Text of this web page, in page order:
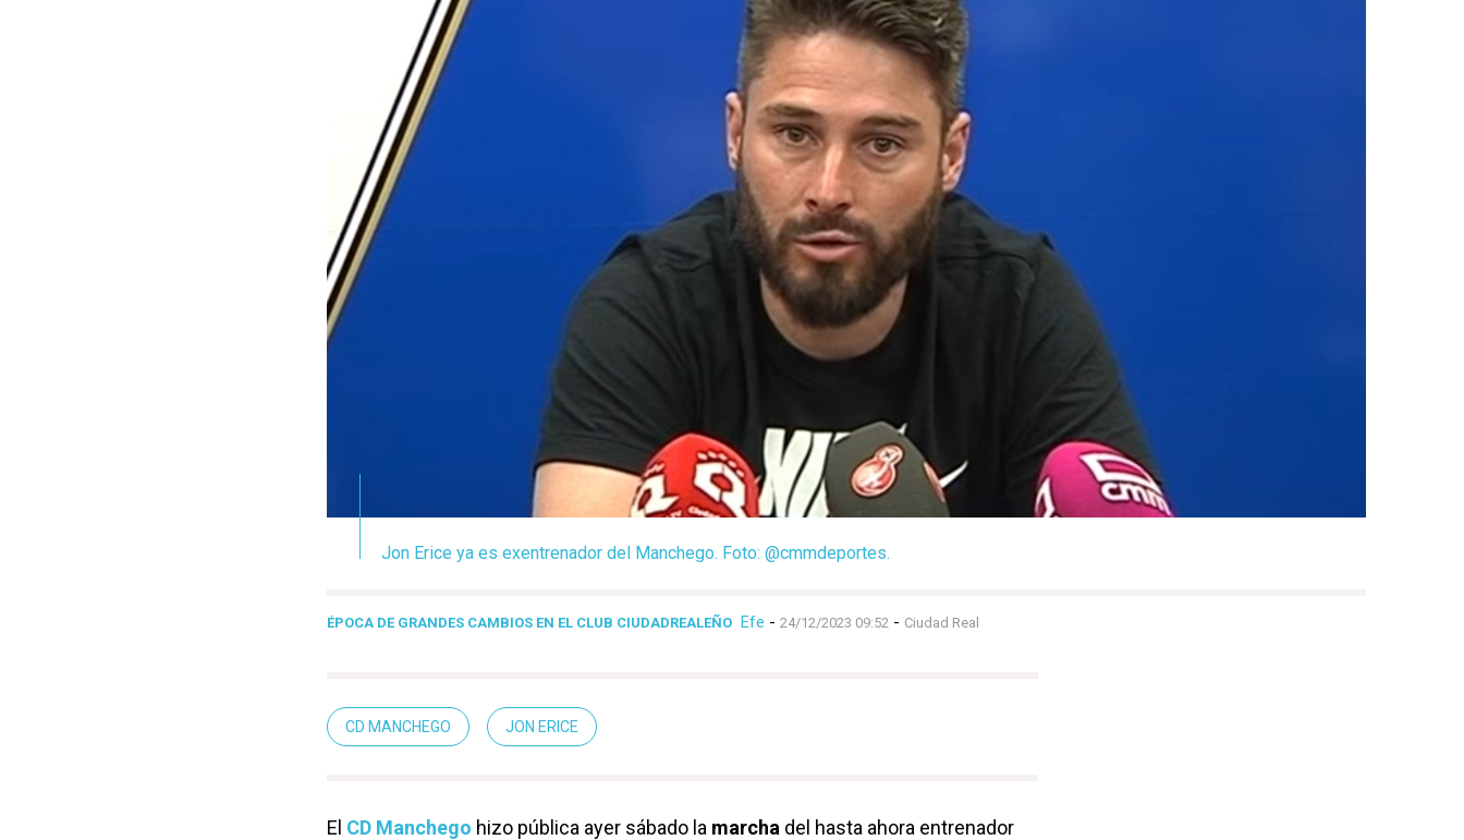
Jon Erice ya es exentrenador del Manchego. Foto: @cmmdeportes.
ÉPOCA DE GRANDES CAMBIOS EN EL CLUB CIUDADREALEÑO Efe - 24/12/2023 09:52 - Ciudad Real
CD MANCHEGO JON ERICE
El CD Manchego hizo pública ayer sábado la marcha del hasta ahora entrenador